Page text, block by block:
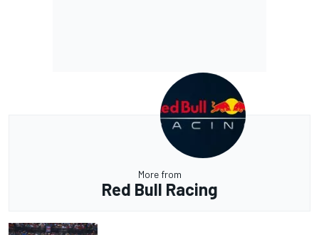
More from
Red Bull Racing